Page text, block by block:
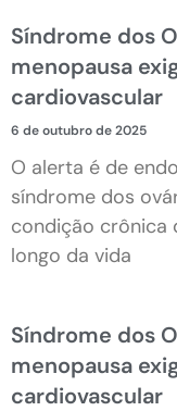
Síndrome dos
menopausa
cardiovascular
6 de outubro de 2025
O alerta é de
síndrome dos
condição crônica
longo da vida
Síndrome dos
menopausa
cardiovascular